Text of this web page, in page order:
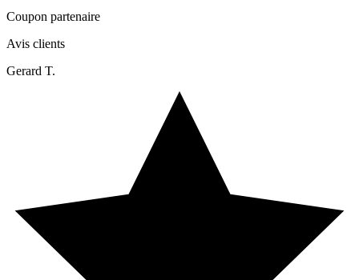
Coupon partenaire
Avis clients
Gerard T.